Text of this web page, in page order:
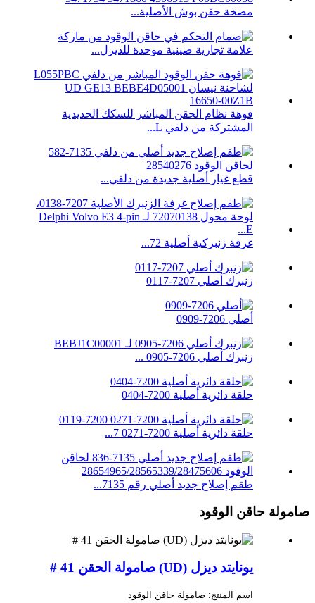
مضخة حقن بوش الأصلية...
علامة تجارية صينية موحدة للديزل...
فوهة نظام الحقن المباشر للسكك الحديدية
المشتركة من دلفي L...
قطع غيار أصلية جديدة من دلفي...
غرفة زنبركية أصلية 72...
زنبرك أصلي 7207-0117
أصلي 7206-0909
زنبرك أصلي 7206-0905 ...
حلقة دائرية أصلية 7200-0404
حلقة دائرية أصلية 7200-0271 7...
طقم إصلاح جديد أصلي رقم 7135...
صامولة حاقن الوقود
يونايتد ديزل (UD) صامولة الحقن 41 #
اسم المنتج: صامولة حاقن الوقود